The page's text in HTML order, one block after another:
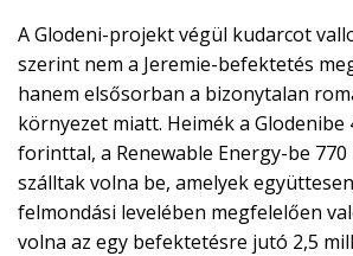
A Glodeni-projekt végül kudarcot
szerint nem a Jeremie-befektetés
hanem elsősorban a bizonytalan
környezet miatt. Heimék a Glodenibe
forinttal, a Renewable Energy-be
szálltak volna be, amelyek
felmondási levelében megfelelően
volna az egy befektetésre jutó 2,5